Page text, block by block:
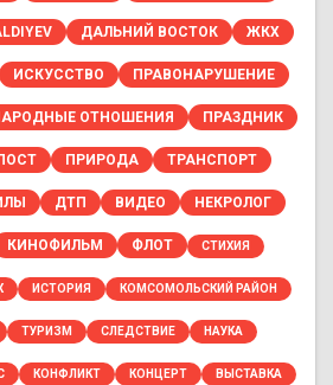
ДАЛЬНИЙ ВОСТОК ЖКХ
ИСКУССТВО ПРАВОНАРУШЕНИЕ
ОТНОШЕНИЯ ПРАЗДНИК
ПРИРОДА ТРАНСПОРТ
ДТП ВИДЕО НЕКРОЛОГ
КИНОФИЛЬМ ФЛОТ СТИХИЯ
ИСТОРИЯ КОМСОМОЛЬСКИЙ РАЙОН
ТУРИЗМ СЛЕДСТВИЕ НАУКА
КОНФЛИКТ КОНЦЕРТ ВЫСТАВКА